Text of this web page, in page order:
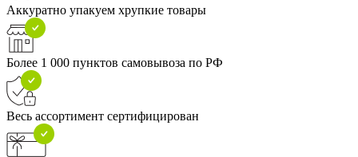
Аккуратно упакуем хрупкие товары
Более 1 000 пунктов самовывоза по РФ
Весь ассортимент сертифицирован